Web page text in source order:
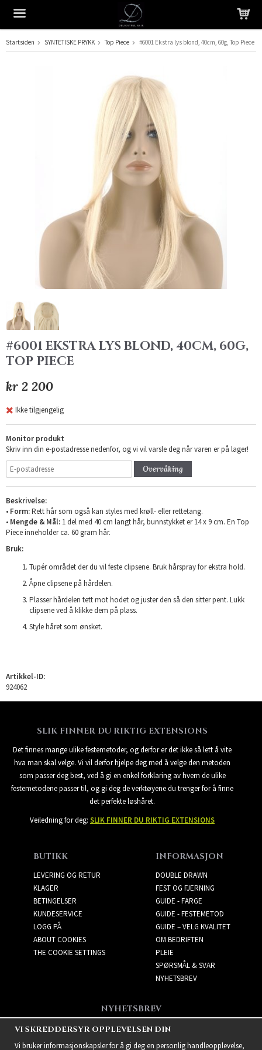
Produktet har blitt lagt til i handlekurven din
Startsiden SYNTETISKE PRYKK Top Piece #6001 Ekstra lys blond, 40cm, 60g, Top Piece
#6001 EKSTRA LYS BLOND, 40CM, 60G,
TOP PIECE
kr 2 200
Ikke tilgjengelig
Monitor produkt
Skriv inn din e-postadresse nedenfor, og vi vil varsle deg når varen er på lager!
Overvåking
Beskrivelse:
• Form:Rett hår som også kan styles med krøll- eller rettetang.
• Mengde & Mål: 1 del med 40 cm langt hår, bunnstykket er 14 x 9 cm. En Top
Piece inneholder ca. 60 gram hår.
Bruk:
Tupér området der du vil feste clipsene. Bruk hårspray for ekstra hold.
Åpne clipsene på hårdelen.
Plasser hårdelen tett mot hodet og juster den så den sitter pent. Lukk
clipsene ved å klikke dem på plass.
Style håret som ønsket.
Artikkel-ID:
924062
SLIK FINNER DU RIKTIG EXTENSIONS
Det finnes mange ulike festemetoder, og derfor er det ikke så lett å vite
hva man skal velge. Vi vil derfor hjelpe deg med å velge den metoden
som passer deg best, ved å gi en enkel forklaring av hvem de ulike
festemetodene passer til, og gi deg de verktøyene du trenger for å finne
det perfekte løshåret.
Veiledning for deg: SLIK FINNER DU RIKTIG EXTENSIONS
BUTIKK
LEVERING OG RETUR
KLAGER
BETINGELSER
KUNDESERVICE
LOGG PÅ
ABOUT COOKIES
THE COOKIE SETTINGS
INFORMASJON
DOUBLE DRAWN
FEST OG FJERNING
GUIDE - FARGE
GUIDE - FESTEMETOD
GUIDE – VELG KVALITET
OM BEDRIFTEN
PLEIE
SPØRSMÅL & SVAR
NYHETSBREV
NYHETSBREV
Få de beste tilbudene og
spennende nye produkter!
VI SKREDDERSYR OPPLEVELSEN DIN
Vi bruker informasjonskapsler for å gi deg en personlig handleopplevelse,